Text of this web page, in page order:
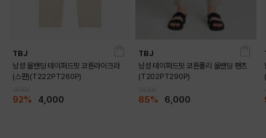
TBJ
남성 올밴딩 테이퍼드핏 코튼라이크라
(스판)(T222PT260P)
92% 4,000
TBJ
남성 테이퍼드핏 코튼폴리 올밴딩 팬츠
(T202PT290P)
85% 6,000